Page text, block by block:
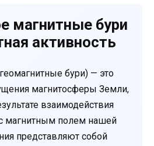
магнитные бури
активность
бури) — это
магнитосферы Земли,
взаимодействия
магнитным полем нашей
представляют собой